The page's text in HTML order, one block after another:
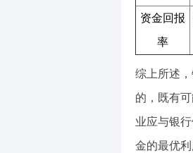
资金回报
率
综上所述
的，既有
业应与银
金的最优利